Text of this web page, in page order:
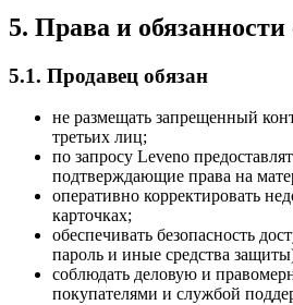
5. Права и обязанности
5.1. Продавец обязан
не размещать запрещенный
третьих лиц;
по запросу Leveno
подтверждающие права на
оперативно корректировать
карточках;
обеспечивать безопасность
пароль и иные средства
соблюдать деловую и
покупателями и службой